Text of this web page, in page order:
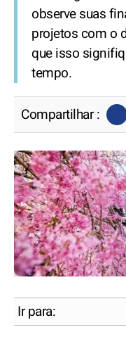
observe suas
projetos com o
que isso
tempo.
Compartilhar :
Ir para: